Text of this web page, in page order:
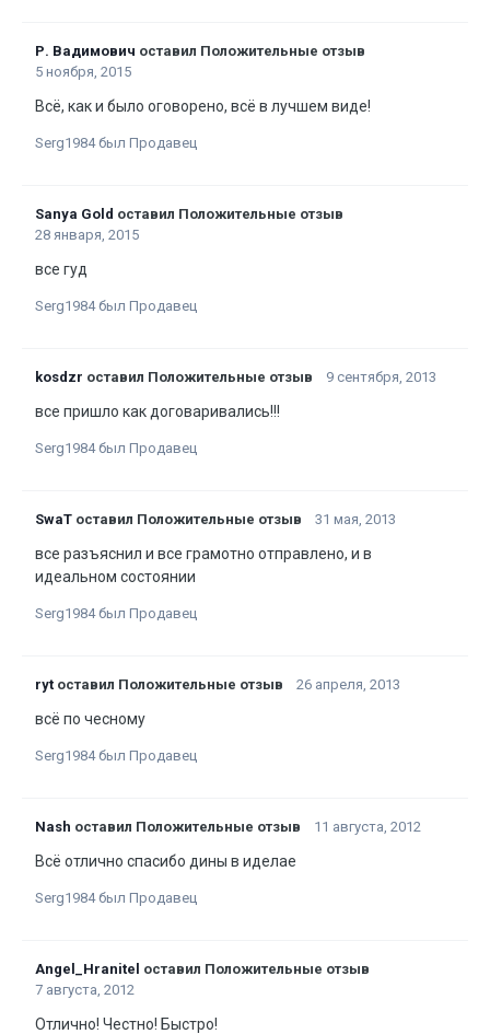
Р. Вадимович оставил Положительные отзыв
5 ноября, 2015
Всё, как и было оговорено, всё в лучшем виде!
Serg1984 был Продавец
Sanya Gold оставил Положительные отзыв
28 января, 2015
все гуд
Serg1984 был Продавец
kosdzr оставил Положительные отзыв 9 сентября, 2013
все пришло как договаривались!!!
Serg1984 был Продавец
SwaT оставил Положительные отзыв 31 мая, 2013
все разъяснил и все грамотно отправлено, и в
идеальном состоянии
Serg1984 был Продавец
ryt оставил Положительные отзыв 26 апреля, 2013
всё по чесному
Serg1984 был Продавец
Nash оставил Положительные отзыв 11 августа, 2012
Всё отлично спасибо дины в иделае
Serg1984 был Продавец
Angel_Hranitel оставил Положительные отзыв
7 августа, 2012
Отлично! Честно! Быстро!